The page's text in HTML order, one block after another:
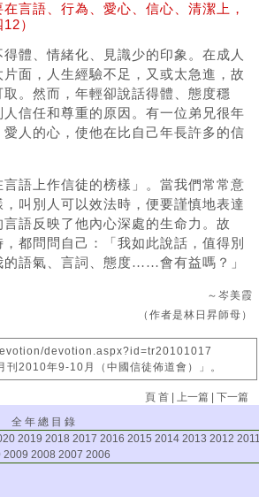
言語、行為、愛心、信心、清潔上，
）
體、情緒化、見識少的印象。在成人
面，人生經驗不足，又或太急進，故
。然而，年輕卻說話得體、態度穩
信任和尊重的原因。有一位弟兄很年
人的心，使他在比自己年長許多的信
語上作信徒的榜樣」。當我們常常意
叫別人可以效法時，便要謹慎地表達
語反映了他內心深處的生命力。故
都問問自己：「我如此說話，值得別
的語氣、言詞、態度……會有益嗎？」
～岑美霞
（作者是林日昇師母）
devotion.aspx?id=tr20101017
刊2010年9-10月（中國信徒佈道會）」。
頁 首 | 上一篇 |下一篇
全 年 總 目 錄
2019 2018 2017 2016 2015 2014 2013 2012 2011
2009 2008 2007 2006